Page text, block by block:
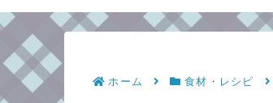
ホーム 食材・レシピ